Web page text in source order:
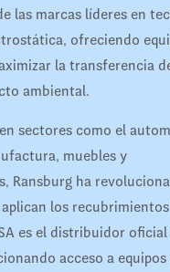
las marcas líderes en
ofreciendo
la transferencia
ambiental.
sectores como el
muebles y
Ransburg ha
aplican los
es el distribuidor
acceso a